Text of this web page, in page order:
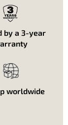
by a 3-year
worldwide